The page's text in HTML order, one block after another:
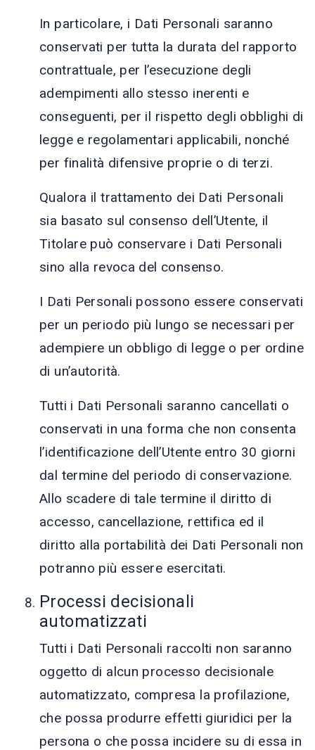
In particolare, i Dati Personali saranno
conservati per tutta la durata del rapporto
contrattuale, per l’esecuzione degli
adempimenti allo stesso inerenti e
conseguenti, per il rispetto degli obblighi di
legge e regolamentari applicabili, nonché
per finalità difensive proprie o di terzi.
Qualora il trattamento dei Dati Personali
sia basato sul consenso dell’Utente, il
Titolare può conservare i Dati Personali
sino alla revoca del consenso.
I Dati Personali possono essere conservati
per un periodo più lungo se necessari per
adempiere un obbligo di legge o per ordine
di un’autorità.
Tutti i Dati Personali saranno cancellati o
conservati in una forma che non consenta
l’identificazione dell’Utente entro 30 giorni
dal termine del periodo di conservazione.
Allo scadere di tale termine il diritto di
accesso, cancellazione, rettifica ed il
diritto alla portabilità dei Dati Personali non
potranno più essere esercitati.
Processi decisionali
automatizzati
Tutti i Dati Personali raccolti non saranno
oggetto di alcun processo decisionale
automatizzato, compresa la profilazione,
che possa produrre effetti giuridici per la
persona o che possa incidere su di essa in